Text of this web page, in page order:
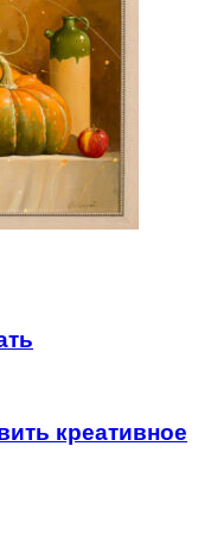
креативное